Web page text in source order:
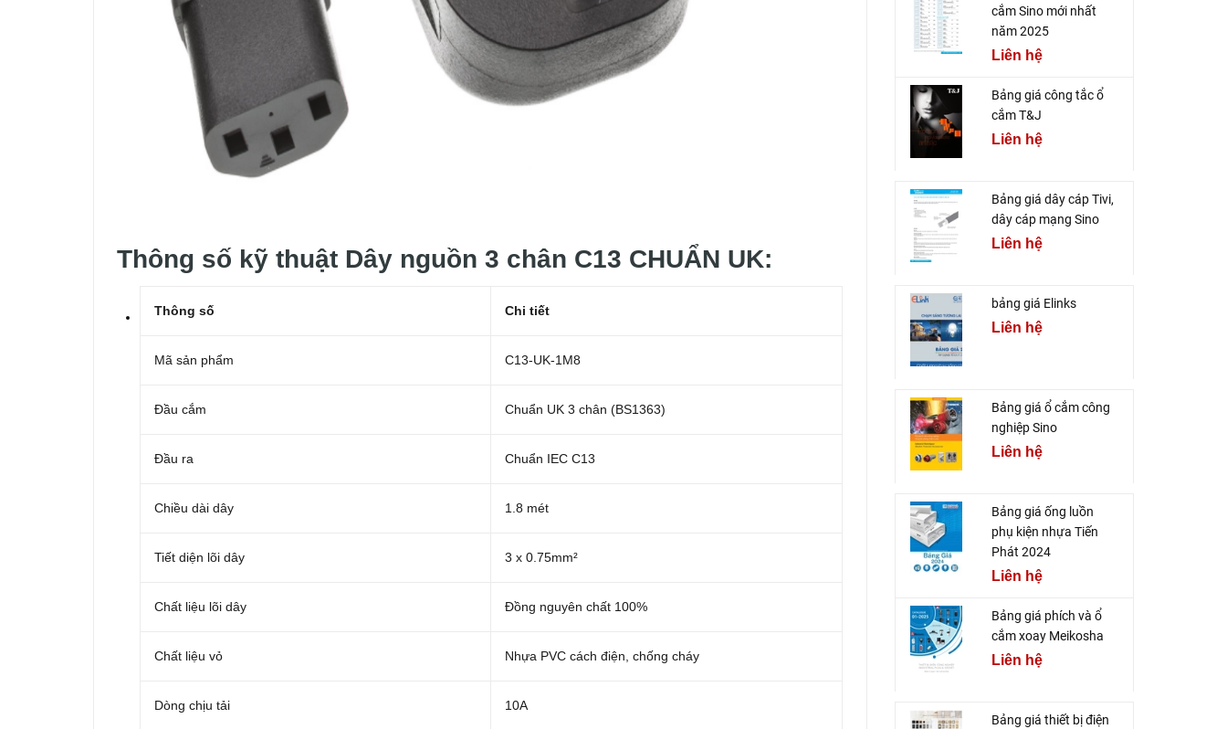
Thông số kỹ thuật Dây nguồn 3 chân C13 CHUẨN UK:
Thông số Chi tiết
Mã sản phẩm C13-UK-1M8
Đầu cắm Chuẩn UK 3 chân (BS1363)
Đầu ra Chuẩn IEC C13
Chiều dài dây 1.8 mét
Tiết diện lõi dây 3 x 0.75mm²
Chất liệu lõi dây Đồng nguyên chất 100%
Chất liệu vỏ Nhựa PVC cách điện, chống cháy
Dòng chịu tải 10A
cắm Sino mới nhất
năm 2025
Liên hệ
Bảng giá công tắc ổ
cắm T&J
Liên hệ
Bảng giá dây cáp Tivi,
dây cáp mạng Sino
Liên hệ
bảng giá Elinks
Liên hệ
Bảng giá ổ cắm công
nghiệp Sino
Liên hệ
Bảng giá ống luồn
phụ kiện nhựa Tiến
Phát 2024
Liên hệ
Bảng giá phích và ổ
cắm xoay Meikosha
Liên hệ
Bảng giá thiết bị điện